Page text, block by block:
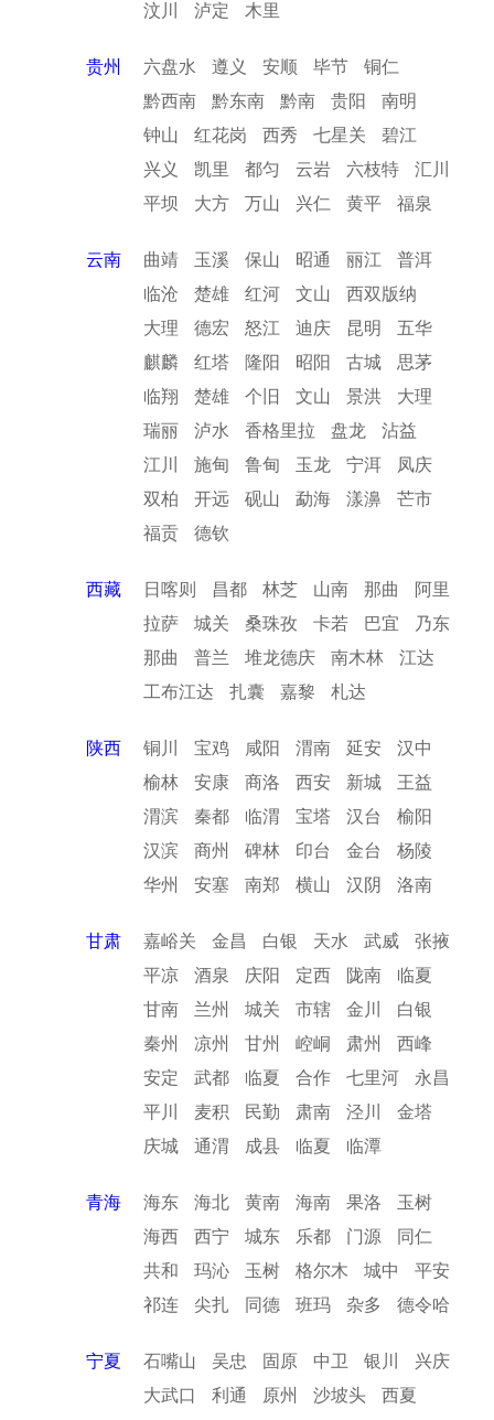
汶川
泸定 木里
贵州 六盘水 遵义 安顺 毕节
铜仁
黔西南
黔东南 黔南 贵阳
南明
钟山
红花岗 西秀 七星关
碧江
兴义
凯里 都匀 云岩 六枝特
汇川
平坝
大方 万山 兴仁 黄平 福泉
云南 曲靖 玉溪 保山 昭通 丽江
普洱
临沧
楚雄 红河 文山
西双版纳
大理
德宏 怒江 迪庆 昆明
五华
麒麟
红塔 隆阳 昭阳 古城
思茅
临翔
楚雄 个旧 文山 景洪
大理
瑞丽
泸水 香格里拉 盘龙
沾益
江川
施甸 鲁甸 玉龙 宁洱
凤庆
双柏
开远 砚山 勐海 漾濞
芒市
福贡
德钦
西藏 日喀则 昌都 林芝 山南 那曲
阿里
拉萨
城关 桑珠孜 卡若 巴宜
乃东
那曲
普兰 堆龙德庆 南木林
江达
工布江达
扎囊 嘉黎 札达
陕西 铜川 宝鸡 咸阳 渭南 延安
汉中
榆林
安康 商洛 西安 新城
王益
渭滨
秦都 临渭 宝塔 汉台
榆阳
汉滨
商州 碑林 印台 金台
杨陵
华州
安塞 南郑 横山 汉阴 洛南
甘肃 嘉峪关 金昌 白银 天水 武威
张掖
平凉
酒泉 庆阳 定西 陇南
临夏
甘南
兰州 城关 市辖 金川
白银
秦州
凉州 甘州 崆峒 肃州
西峰
安定
武都 临夏 合作 七里河
永昌
平川
麦积 民勤 肃南 泾川
金塔
庆城
通渭 成县 临夏 临潭
青海 海东 海北 黄南 海南 果洛
玉树
海西
西宁 城东 乐都 门源
同仁
共和
玛沁 玉树 格尔木 城中
平安
祁连
尖扎 同德 班玛 杂多 德令哈
宁夏 石嘴山 吴忠 固原 中卫 银川
兴庆
大武口
利通 原州 沙坡头 西夏